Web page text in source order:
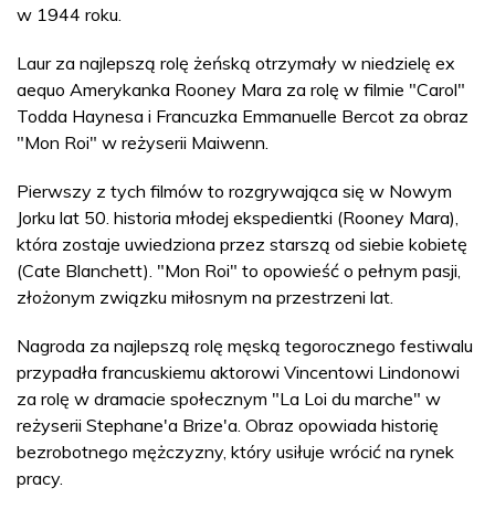
w 1944 roku.
Laur za najlepszą rolę żeńską otrzymały w niedzielę ex
aequo Amerykanka Rooney Mara za rolę w filmie "Carol"
Todda Haynesa i Francuzka Emmanuelle Bercot za obraz
"Mon Roi" w reżyserii Maiwenn.
Pierwszy z tych filmów to rozgrywająca się w Nowym
Jorku lat 50. historia młodej ekspedientki (Rooney Mara),
która zostaje uwiedziona przez starszą od siebie kobietę
(Cate Blanchett). "Mon Roi" to opowieść o pełnym pasji,
złożonym związku miłosnym na przestrzeni lat.
Nagroda za najlepszą rolę męską tegorocznego festiwalu
przypadła francuskiemu aktorowi Vincentowi Lindonowi
za rolę w dramacie społecznym "La Loi du marche" w
reżyserii Stephane'a Brize'a. Obraz opowiada historię
bezrobotnego mężczyzny, który usiłuje wrócić na rynek
pracy.